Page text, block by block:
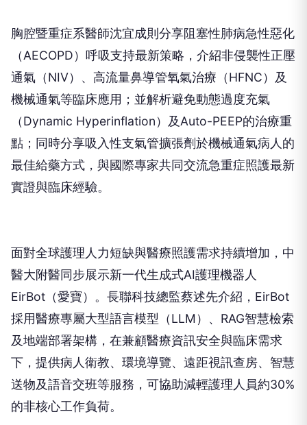
胸腔暨重症系醫師沈宜成則分享阻塞性肺病急性惡化
（AECOPD）呼吸支持最新策略，介紹非侵襲性正壓
通氣（NIV）、高流量鼻導管氧氣治療（HFNC）及
機械通氣等臨床應用；並解析避免動態過度充氣
（Dynamic Hyperinflation）及Auto-PEEP的治療重
點；同時分享吸入性支氣管擴張劑於機械通氣病人的
最佳給藥方式，與國際專家共同交流急重症照護最新
實證與臨床經驗。
面對全球護理人力短缺與醫療照護需求持續增加，中
醫大附醫同步展示新一代生成式AI護理機器人
EirBot（愛寶）。長聯科技總監蔡述先介紹，EirBot
採用醫療專屬大型語言模型（LLM）、RAG智慧檢索
及地端部署架構，在兼顧醫療資訊安全與臨床需求
下，提供病人衛教、環境導覽、遠距視訊查房、智慧
送物及語音交班等服務，可協助減輕護理人員約30%
的非核心工作負荷。